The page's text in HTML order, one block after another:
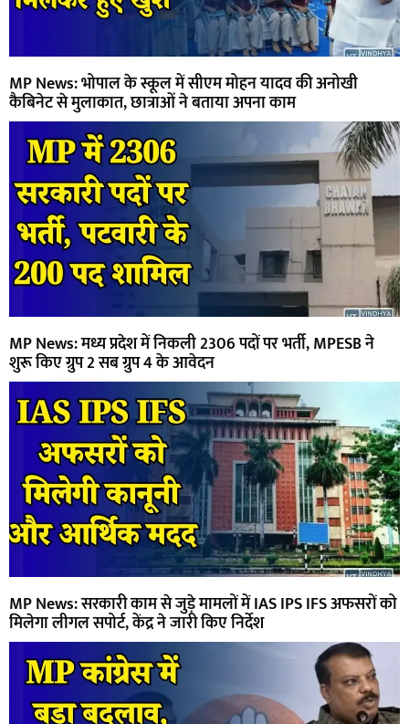
MP News: भोपाल के स्कूल में सीएम मोहन यादव की अनोखी
कैबिनेट से मुलाकात, छात्राओं ने बताया अपना काम
MP News: मध्य प्रदेश में निकली 2306 पदों पर भर्ती, MPESB ने
शुरू किए ग्रुप 2 सब ग्रुप 4 के आवेदन
MP News: सरकारी काम से जुड़े मामलों में IAS IPS IFS अफसरों को
मिलेगा लीगल सपोर्ट, केंद्र ने जारी किए निर्देश